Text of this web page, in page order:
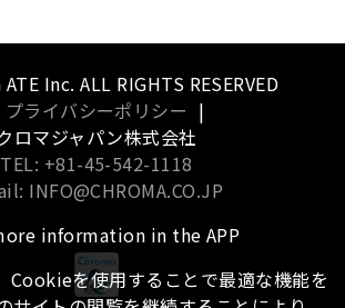
Inc. ALL RIGHTS RESERVED
プライバシーポリシー |
ロマジャパン株式会社
TEL: +81-45-542-1118
INFO@CHROMA.CO.JP
information in the APP
Cookieを使用することで最適な機能を